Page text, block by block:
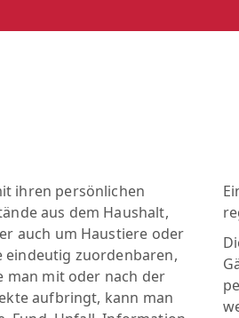
ihren persönlichen
aus dem Haushalt,
auch um Haustiere oder
eindeutig zuordenbaren,
mit oder nach der
aufbringt, kann man